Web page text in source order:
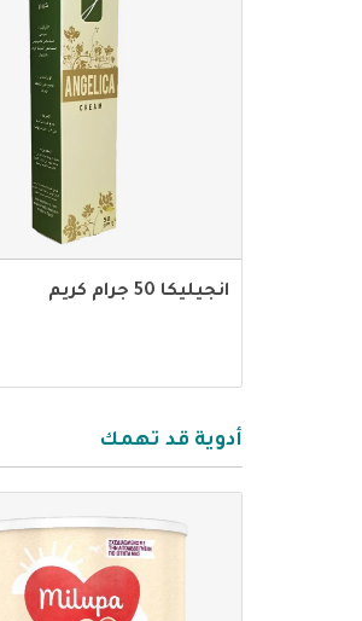
انجيليكا 50 جرام كريم
أدوية قد تهمك